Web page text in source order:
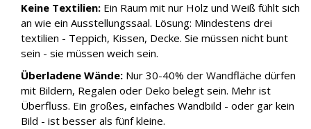
Keine Textilien: Ein Raum mit nur Holz und Weiß fühlt sich
an wie ein Ausstellungssaal. Lösung: Mindestens drei
textilien - Teppich, Kissen, Decke. Sie müssen nicht bunt
sein - sie müssen weich sein.
Überladene Wände: Nur 30-40% der Wandfläche dürfen
mit Bildern, Regalen oder Deko belegt sein. Mehr ist
Überfluss. Ein großes, einfaches Wandbild - oder gar kein
Bild - ist besser als fünf kleine.